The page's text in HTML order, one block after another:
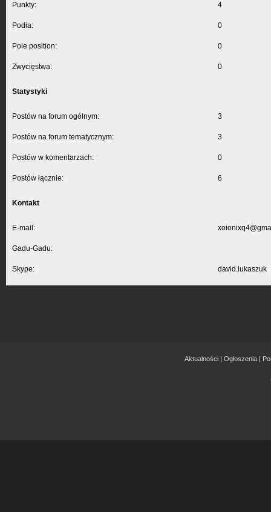
Punkty: 4
Podia: 0
Pole position: 0
Zwycięstwa: 0
Statystyki
Postów na forum ogólnym: 3
Postów na forum tematycznym: 3
Postów w komentarzach: 0
Postów łącznie: 6
Kontakt
E-mail:
Gadu-Gadu:
Skype: david.lukaszuk
Aktualności| Ogłoszenia|